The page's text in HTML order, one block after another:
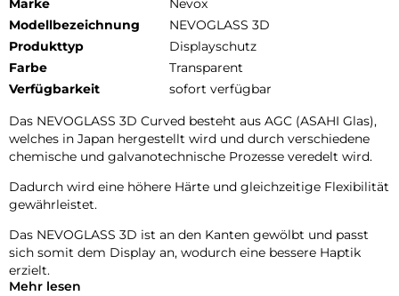
Marke
Nevox
Modellbezeichnung
NEVOGLASS 3D
Produkttyp
Displayschutz
Farbe
Transparent
Verfügbarkeit
sofort verfügbar
Das NEVOGLASS 3D Curved besteht aus AGC (ASAHI Glas),
welches in Japan hergestellt wird und durch verschiedene
chemische und galvanotechnische Prozesse veredelt wird.
Dadurch wird eine höhere Härte und gleichzeitige Flexibilität
gewährleistet.
Das NEVOGLASS 3D ist an den Kanten gewölbt und passt
sich somit dem Display an, wodurch eine bessere Haptik
erzielt.
Mehr lesen